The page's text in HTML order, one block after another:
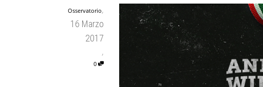
Osservatorio,
16 Marzo
2017
,
0